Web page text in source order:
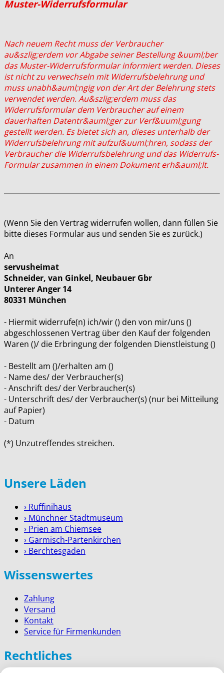
Muster-Widerrufsformular
Nach neuem Recht muss der Verbraucher
au&szlig;erdem vor Abgabe seiner Bestellung &uuml;ber
das Muster-Widerrufsformular informiert werden. Dieses
ist nicht zu verwechseln mit Widerrufsbelehrung und
muss unabh&auml;ngig von der Art der Belehrung stets
verwendet werden. Au&szlig;erdem muss das
Widerrufsformular dem Verbraucher auf einem
dauerhaften Datentr&auml;ger zur Verf&uuml;gung
gestellt werden. Es bietet sich an, dieses unterhalb der
Widerrufsbelehrung mit aufzuf&uuml;hren, sodass der
Verbraucher die Widerrufsbelehrung und das Widerrufs-
Formular zusammen in einem Dokument erh&auml;lt.
(Wenn Sie den Vertrag widerrufen wollen, dann füllen Sie
bitte dieses Formular aus und senden Sie es zurück.)
An
servusheimat
Schneider, van Ginkel, Neubauer Gbr
Unterer Anger 14
80331 München
- Hiermit widerrufe(n) ich/wir () den von mir/uns ()
abgeschlossenen Vertrag über den Kauf der folgenden
Waren ()/ die Erbringung der folgenden Dienstleistung ()
- Bestellt am ()/erhalten am ()
- Name des/ der Verbraucher(s)
- Anschrift des/ der Verbraucher(s)
- Unterschrift des/ der Verbraucher(s) (nur bei Mitteilung
auf Papier)
- Datum
(*) Unzutreffendes streichen.
Unsere Läden
› Ruffinihaus
› Münchner Stadtmuseum
› Prien am Chiemsee
› Garmisch-Partenkirchen
› Berchtesgaden
Wissenswertes
Zahlung
Versand
Kontakt
Service für Firmenkunden
Rechtliches